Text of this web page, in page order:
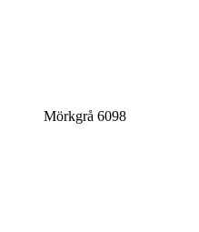
Mörkgrå 6098